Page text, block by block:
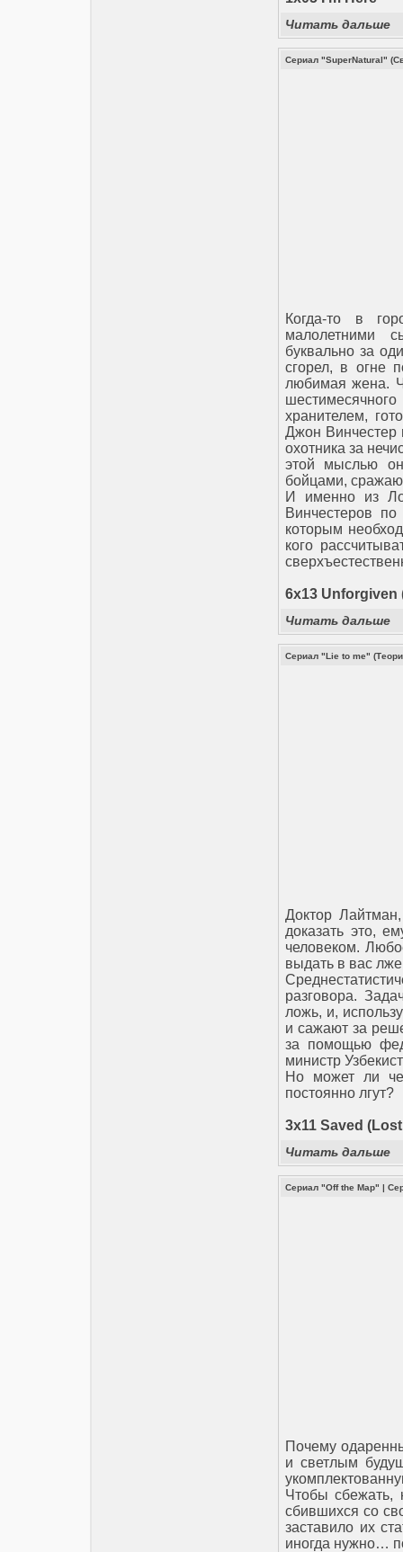
Читать дальше
Сериал "SuperNatural"
Когда-то в
малолетними
буквально за
сгорел, в огне
любимая жена.
хранителем,
Джон Винчестер
охотника за
этой мыслью
бойцами,
И именно из
Винчестеров
которым
кого
6x13 Unforgiven
Читать дальше
Сериал "Lie to me"
Доктор
доказать это,
человеком.
выдать в вас
разговора.
ложь, и,
и сажают за
за помощью
министр
Но может ли
постоянно лгут?
3x11 Saved
Читать дальше
Сериал "Off the Map" |
Почему
и светлым
Чтобы сбежать,
сбившихся со
заставило их
иногда нужно…